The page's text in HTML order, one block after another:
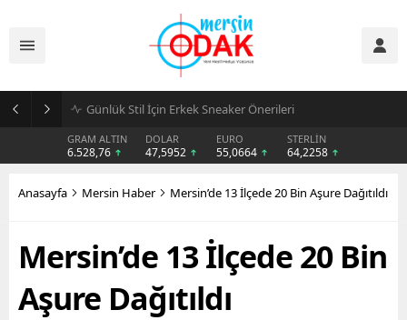
Günlük Stil İçin Erkek Sneaker Önerileri
GRAM ALTIN
6.528,76
DOLAR
47,5952
EURO
55,0664
STERLİN
64,2258
Anasayfa Mersin Haber Mersin’de 13 İlçede 20 Bin Aşure Dağıtıldı
Mersin’de 13 İlçede 20 Bin
Aşure Dağıtıldı